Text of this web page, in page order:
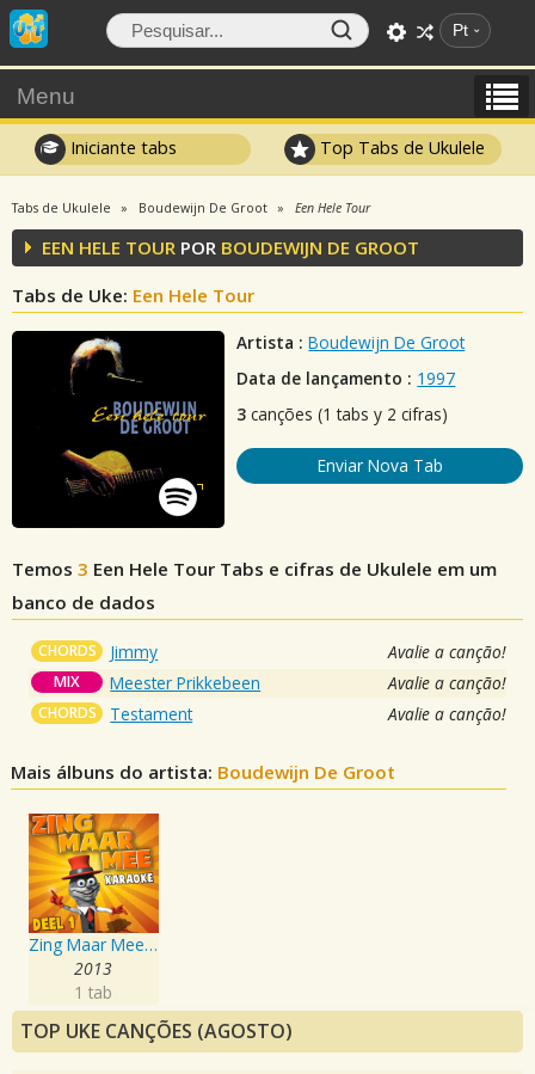
Pt
Menu
Iniciante tabs Top Tabs de Ukulele
Tabs de Ukulele Boudewijn De Groot Een Hele Tour
EEN HELE TOUR POR BOUDEWIJN DE GROOT
Tabs de Uke: Een Hele Tour
Artista : Boudewijn De Groot
Data de lançamento : 1997
3 canções (1 tabs y 2 cifras)
Enviar Nova Tab
Temos 3 Een Hele Tour Tabs e cifras de Ukulele em um
banco de dados
CHORDS Jimmy Avalie a canção!
MIX Meester Prikkebeen Avalie a canção!
CHORDS Testament Avalie a canção!
Mais álbuns do artista: Boudewijn De Groot
Zing Maar Mee deel 1
2013
1 tab
TOP UKE CANÇÕES (AGOSTO)